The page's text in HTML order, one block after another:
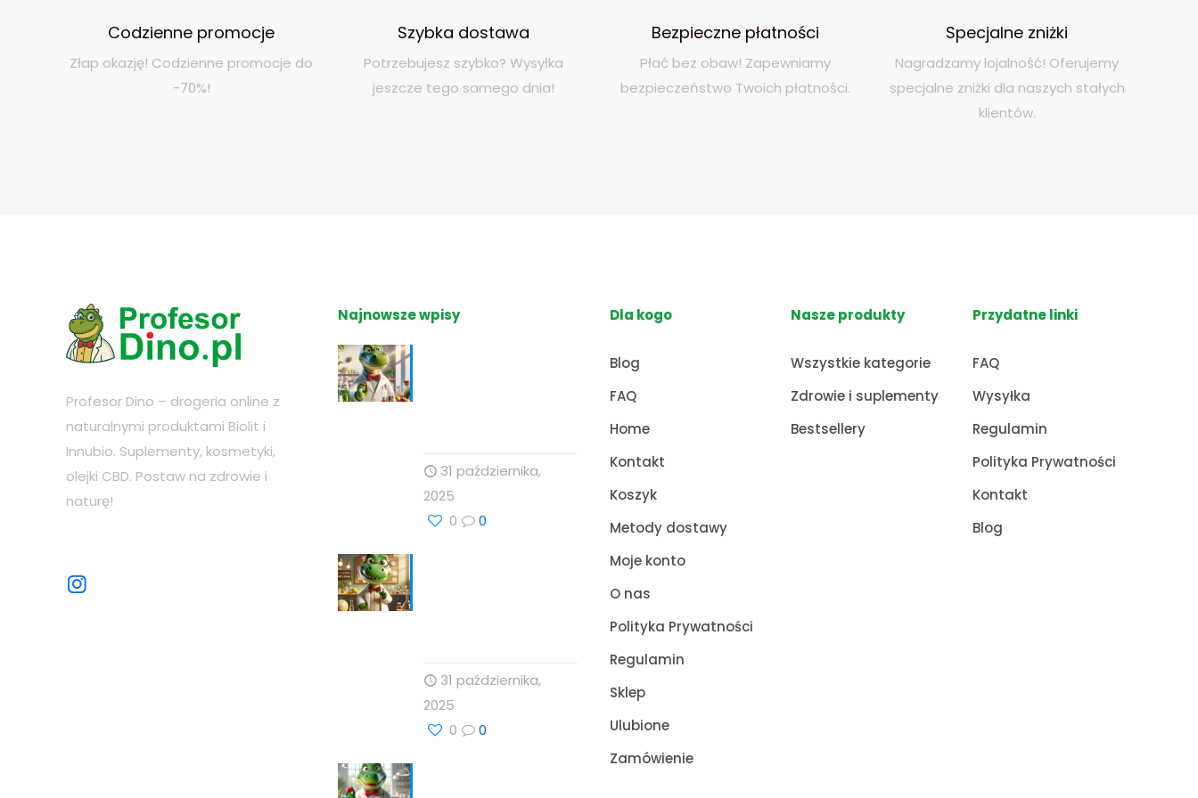
Codzienne promocje
Złap okazję! Codzienne promocje do
-70%!
Szybka dostawa
Potrzebujesz szybko? Wysyłka
jeszcze tego samego dnia!
Bezpieczne płatności
Płać bez obaw! Zapewniamy
bezpieczeństwo Twoich płatności.
Specjalne zniżki
Nagradzamy lojalność! Oferujemy
specjalne zniżki dla naszych stałych
klientów.
Profesor Dino – drogeria online z
naturalnymi produktami Biolit i
Innubio. Suplementy, kosmetyki,
olejki CBD. Postaw na zdrowie i
naturę!
Najnowsze wpisy
31 października,
2025
0
0
31 października,
2025
0
0
Dla kogo
Blog
FAQ
Home
Kontakt
Koszyk
Metody dostawy
Moje konto
O nas
Polityka Prywatności
Regulamin
Sklep
Ulubione
Zamówienie
Nasze produkty
Wszystkie kategorie
Zdrowie i suplementy
Bestsellery
Przydatne linki
FAQ
Wysyłka
Regulamin
Polityka Prywatności
Kontakt
Blog